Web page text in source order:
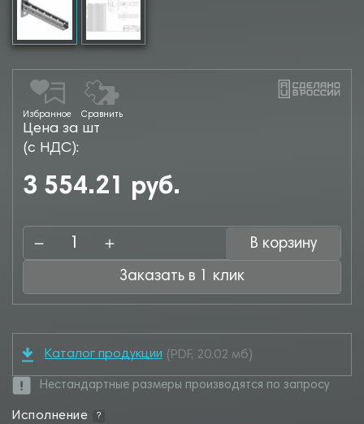
Избранное Сравнить
Цена за шт
(с НДС):
3 554.21 руб.
В корзину
Заказать в 1 клик
Каталог продукции (PDF, 20.02 мб)
Нестандартные размеры производятся по запросу
Исполнение ?